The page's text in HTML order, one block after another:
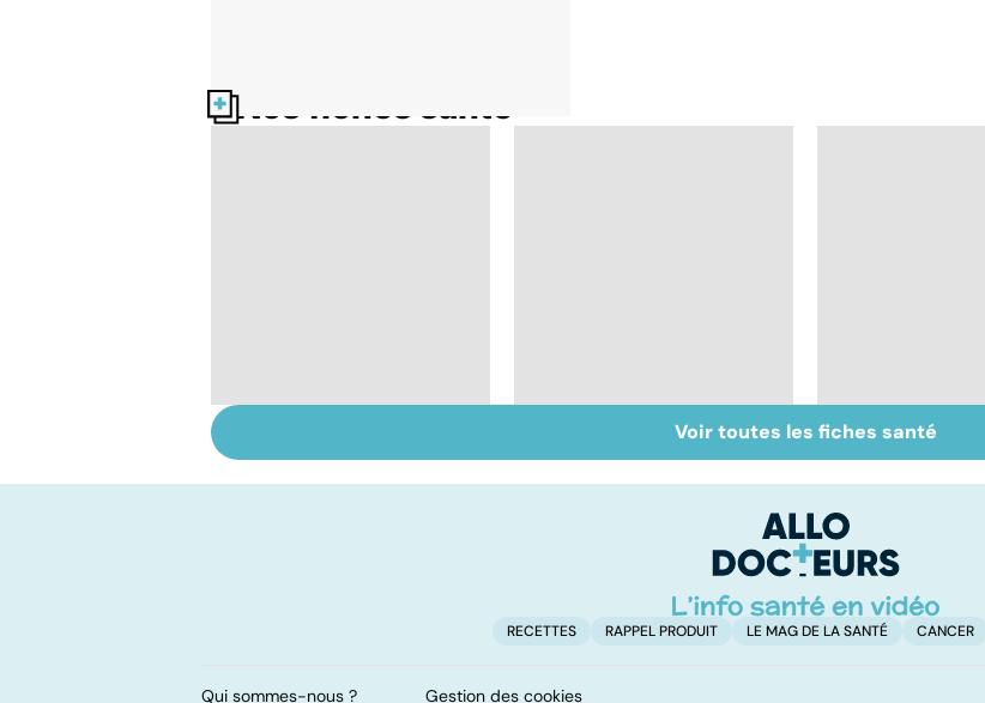
Nos fiches santé
digestion ?
Syndrome de
l'intestin irritable : un
Faire du sport
domicile,
Voir toutes les fiches santé
RECETTES RAPPEL PRODUIT LE MAG DE LA SANTÉ CANCER
Qui sommes-nous ? Gestion des cookies